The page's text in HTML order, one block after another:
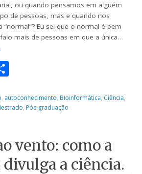
ou quando pensamos em alguém
de pessoas, mas e quando nos
Eu sei que o normal é bem
mais de pessoas em que a única…
, autoconhecimento, Bioinformática, Ciência,
, Pós-graduação
vento: como a
a ciência.